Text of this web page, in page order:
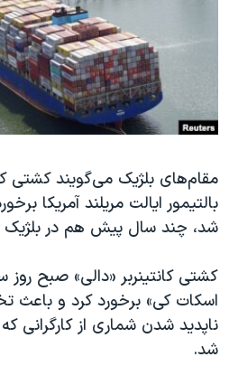
حقوق شهروندی
اقتصادی
علم و فناوری
گالری عکس
آرشیو پخش زنده
انتخابات ریاست جمهوری آمریکا ۲۰۲۴
حمله جمهوری اسلامی به اسرائیل
رمز مهسا
اعتراضات زن، زندگی، آزادی
مجموعه مستندهای دادخواهی
دادگاه حمید نوری
چهل سال گروگان‌گیری
زبانهای مختلف
مقام‌های بلژیک می‌گویند کشتی
بالتیمور ایالت مریلند آمریکا
شد، چند سال پیش هم در بلژیک
کشتی کانتینربر «دالی» صبح
اسکات کی» برخورد کرد و باعث
ناپدید شدن شماری از کارگرانی
شد.